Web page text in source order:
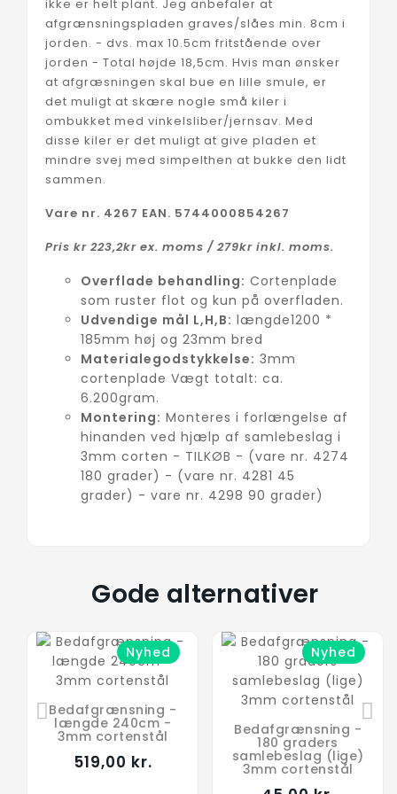
ikke er helt plant. Jeg anbefaler at
afgrænsningspladen graves/slåes min. 8cm i
jorden. - dvs. max 10.5cm fritstående over
jorden - Total højde 18,5cm. Hvis man ønsker
at afgræsningen skal bue en lille smule, er
det muligt at skære nogle små kiler i
ombukket med vinkelsliber/jernsav. Med
disse kiler er det muligt at give pladen et
mindre svej med simpelthen at bukke den lidt
sammen.
Vare nr. 4267 EAN. 5744000854267
Pris kr 223,2kr ex. moms / 279kr inkl. moms.
Overflade behandling: Cortenplade
som ruster flot og kun på overfladen.
Udvendige mål L,H,B: længde1200 *
185mm høj og 23mm bred
Materialegodstykkelse: 3mm
cortenplade Vægt totalt: ca.
6.200gram.
Montering: Monteres i forlængelse af
hinanden ved hjælp af samlebeslag i
3mm corten - TILKØB - (vare nr. 4274
180 grader) - (vare nr. 4281 45
grader) - vare nr. 4298 90 grader)
Gode alternativer
Nyhed
Bedafgrænsning -
længde 240cm -
3mm cortenstål
519,00 kr.
Nyhed
Bedafgrænsning -
180 graders
samlebeslag (lige)
3mm cortenstål